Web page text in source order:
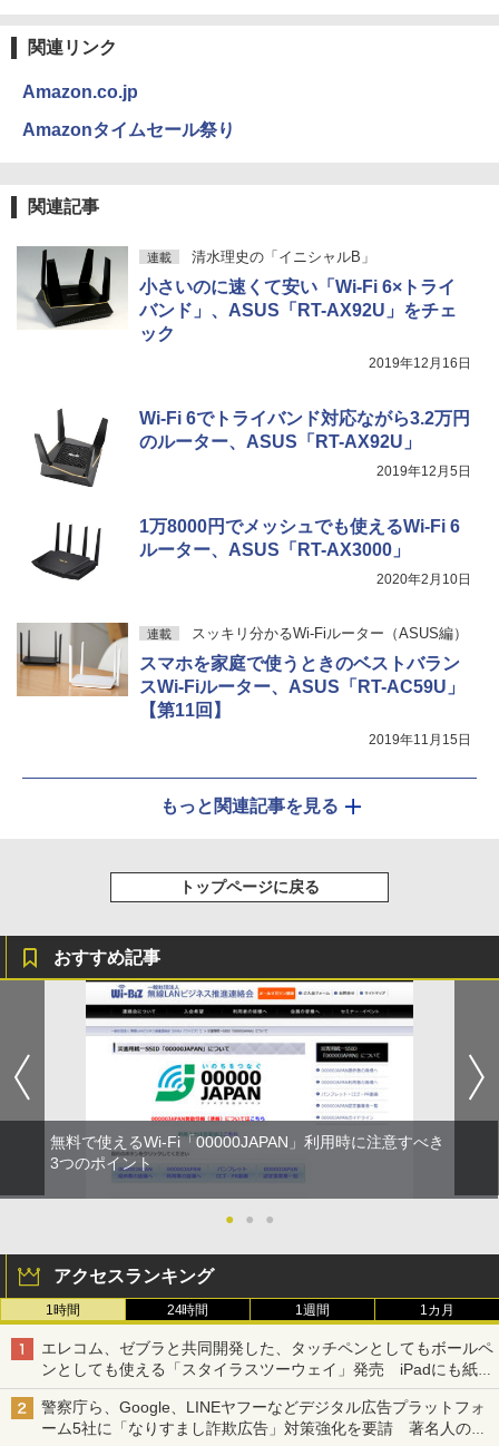
関連リンク
Amazon.co.jp
Amazonタイムセール祭り
関連記事
連載 清水理史の「イニシャルB」
小さいのに速くて安い「Wi-Fi 6×トライ
バンド」、ASUS「RT-AX92U」をチェ
ック
2019年12月16日
Wi-Fi 6でトライバンド対応ながら3.2万円
のルーター、ASUS「RT-AX92U」
2019年12月5日
1万8000円でメッシュでも使えるWi-Fi 6
ルーター、ASUS「RT-AX3000」
2020年2月10日
連載 スッキリ分かるWi-Fiルーター（ASUS編）
スマホを家庭で使うときのベストバラン
スWi-Fiルーター、ASUS「RT-AC59U」
【第11回】
2019年11月15日
もっと関連記事を見る
トップページに戻る
おすすめ記事
無料で使えるWi-Fi「00000JAPAN」利用時に注意すべき
3つのポイント
● ● ●
アクセスランキング
1時間 24時間 1週間 1カ月
エレコム、ゼブラと共同開発した、タッチペンとしてもボールペ
ンとしても使える「スタイラスツーウェイ」発売 iPadにも紙に
も、持ち替えずに書き込める
警察庁ら、Google、LINEヤフーなどデジタル広告プラットフォ
ーム5社に「なりすまし詐欺広告」対策強化を要請 著名人の写